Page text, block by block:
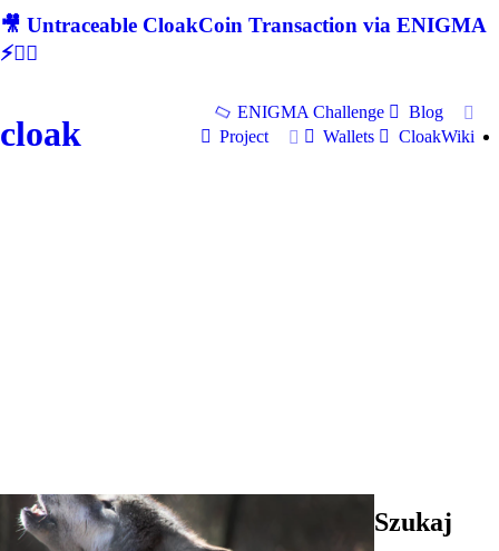
🎥 Untraceable CloakCoin Transaction via ENIGMA
⚡🕵‍♂
cloak
ENIGMA Challenge
Blog
Project
Wallets CloakWiki
Szukaj